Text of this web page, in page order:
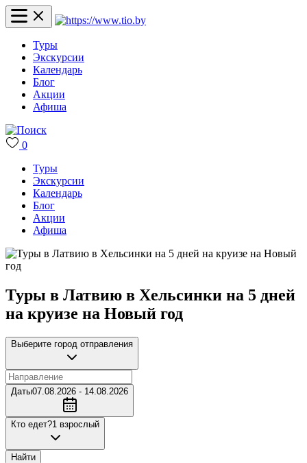
Туры
Экскурсии
Календарь
Блог
Акции
Афиша
0
Туры
Экскурсии
Календарь
Блог
Акции
Афиша
Туры в Латвию в Хельсинки на 5 дней
на круизе на Новый год
Выберите город отправления
Даты07.08.2026 - 14.08.2026
Кто едет?1 взрослый
Найти